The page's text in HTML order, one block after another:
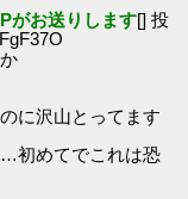
がお送りします[] 投
に沢山とってます
初めてでこれは恐